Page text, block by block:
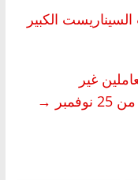
الكبير
غير
→